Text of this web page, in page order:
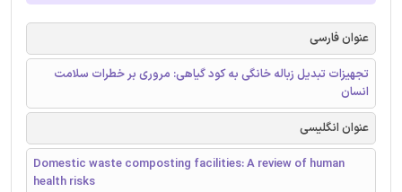
عنوان فارسی
تجهیزات تبدیل زباله خانگی به کود گیاهی: مروری بر خطرات سلامت
انسان
عنوان انگلیسی
Domestic waste composting facilities: A review of human
health risks